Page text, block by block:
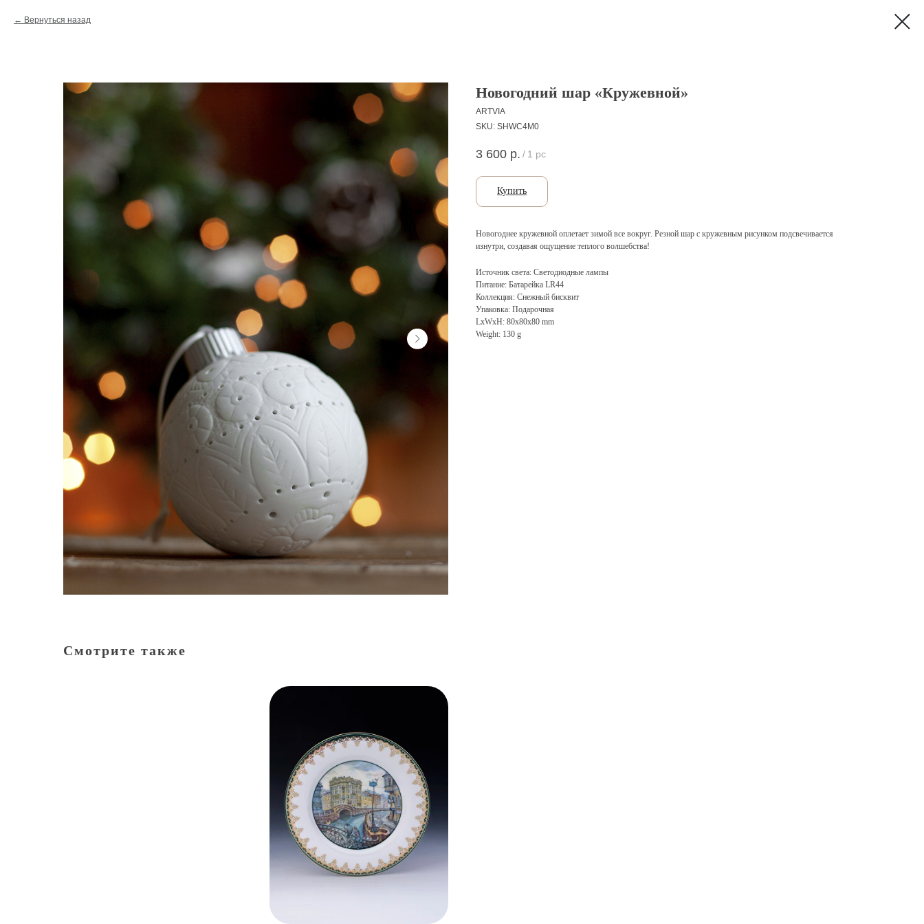
Вернуться назад
Новогодний шар «Кружевной»
ARTVIA
SKU: SHWC4M0
3 600 р. / 1 pc
Купить
Новогоднее кружевной оплетает зимой все вокруг. Резной шар с кружевным рисунком подсвечивается
изнутри, создавая ощущение теплого волшебства!
Источник света: Светодиодные лампы
Питание: Батарейка LR44
Коллекция: Снежный бисквит
Упаковка: Подарочная
LxWxH: 80x80x80 mm
Weight: 130 g
Смотрите также